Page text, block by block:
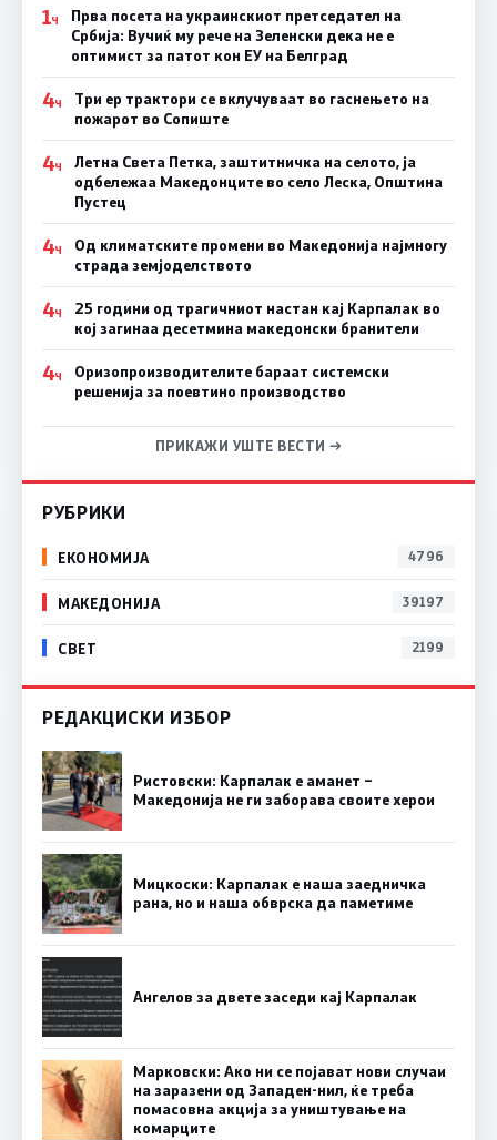
1Ч
Прва посета на украинскиот претседател на
Србија: Вучиќ му рече на Зеленски дека не е
оптимист за патот кон ЕУ на Белград
4Ч
Три ер трактори се вклучуваат во гаснењето на
пожарот во Сопиште
4Ч
Летна Света Петка, заштитничка на селото, ја
одбележаа Македонците во село Леска, Општина
Пустец
4Ч
Од климатските промени во Македонија најмногу
страда земјоделството
4Ч
25 години од трагичниот настан кај Карпалак во
кој загинаа десетмина македонски бранители
4Ч
Оризопроизводителите бараат системски
решенија за поевтино производство
ПРИКАЖИ УШТЕ ВЕСТИ →
РУБРИКИ
ЕКОНОМИЈА 4796
МАКЕДОНИЈА 39197
СВЕТ 2199
РЕДАКЦИСКИ ИЗБОР
Ристовски: Карпалак е аманет –
Македонија не ги заборава своите херои
Мицкоски: Карпалак е наша заедничка
рана, но и наша обврска да паметиме
Ангелов за двете заседи кај Карпалак
Марковски: Ако ни се појават нови случаи
на заразени од Западен-нил, ќе треба
помасовна акција за уништување на
комарците